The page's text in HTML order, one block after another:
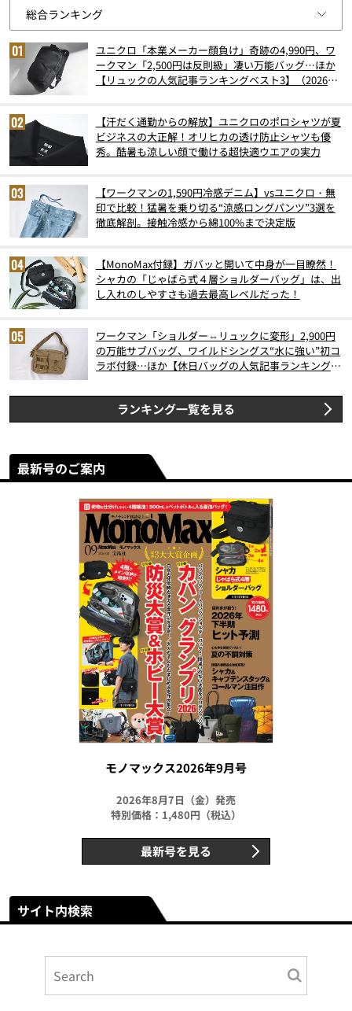
ユニクロ「本業メーカー顔負け」奇跡の4,990円、ワ
ークマン「2,500円は反則級」凄い万能バッグ…ほか
【リュックの人気記事ランキングベスト3】（2026年
【汗だく通勤からの解放】ユニクロのポロシャツが夏
ビジネスの大正解！オリヒカの透け防止シャツも優
秀。酷暑も涼しい顔で働ける超快適ウエアの実力
【ワークマンの1,590円冷感デニム】vsユニクロ・無
印で比較！猛暑を乗り切る“涼感ロングパンツ”3選を
徹底解剖。接触冷感から綿100%まで決定版
【MonoMax付録】ガバッと開いて中身が一目瞭然！
シャカの「じゃばら式４層ショルダーバッグ」は、出
し入れのしやすさも過去最高レベルだった！
ワークマン「ショルダー⇔リュックに変形」2,900円
の万能サブバッグ、ワイルドシングス“水に強い”初コ
ラボ付録…ほか【休日バッグの人気記事ランキングベ
ランキング一覧を見る
最新号のご案内
モノマックス2026年9月号
2026年8月7日（金）発売
特別価格：1,480円（税込）
最新号を見る
サイト内検索